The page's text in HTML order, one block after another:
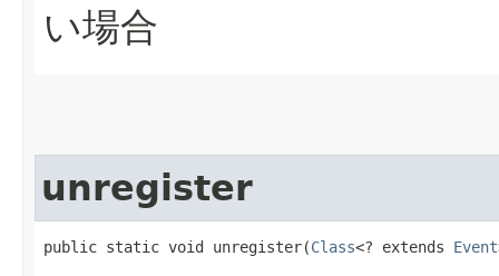
い場合
unregister
public static void unregister​(Class<? extends Event